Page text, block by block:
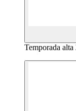
Temporada alta